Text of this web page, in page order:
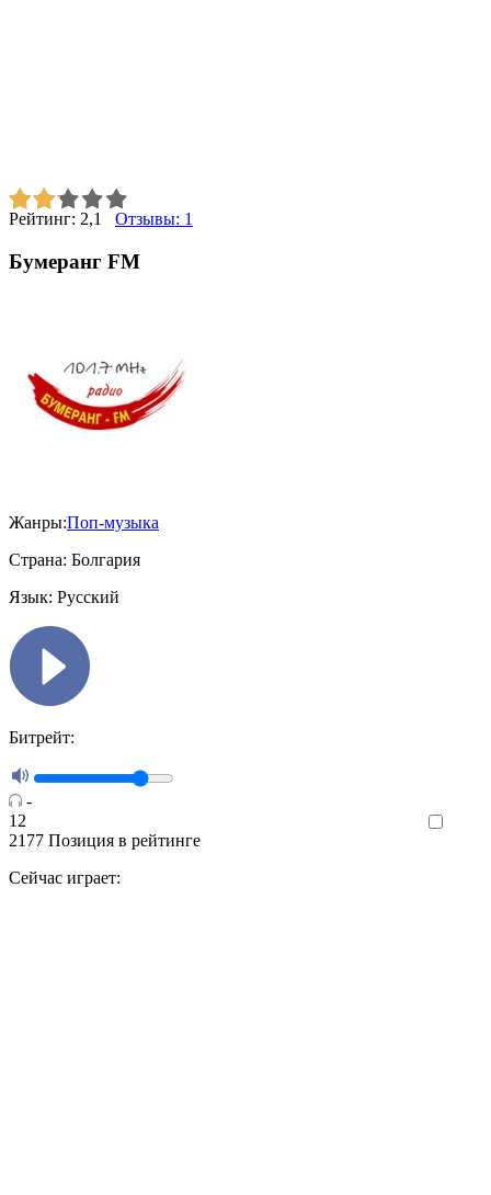
Рейтинг: 2,1 Отзывы: 1
Бумеранг FM
Жанры:Поп-музыка
Страна: Болгария
Язык: Русский
Битрейт:
-
12
2177 Позиция в рейтинге
Сейчас играет: